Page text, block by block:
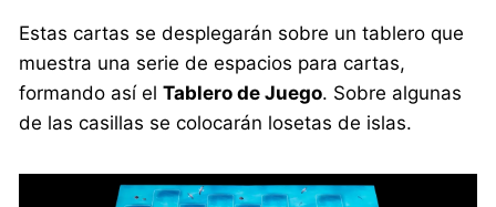
Estas cartas se desplegarán sobre un tablero que
muestra una serie de espacios para cartas,
formando así elTablero de Juego. Sobre algunas
de las casillas se colocarán losetas de islas.